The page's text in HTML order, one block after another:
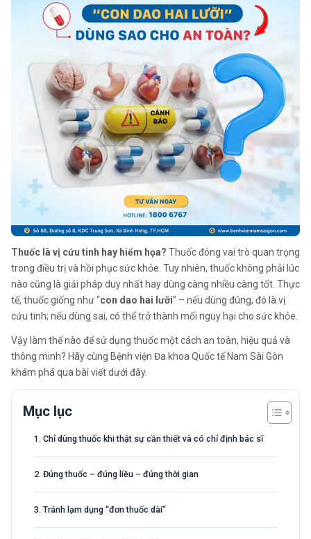
Thuốc là vị cứu tinh hay hiểm họa? Thuốc đóng vai trò quan trọng
trong điều trị và hồi phục sức khỏe. Tuy nhiên, thuốc không phải lúc
nào cũng là giải pháp duy nhất hay dùng càng nhiều càng tốt. Thực
tế, thuốc giống như “con dao hai lưỡi” – nếu dùng đúng, đó là vị
cứu tinh; nếu dùng sai, có thể trở thành mối nguy hại cho sức khỏe.
Vậy làm thế nào để sử dụng thuốc một cách an toàn, hiệu quả và
thông minh? Hãy cùng Bệnh viện Đa khoa Quốc tế Nam Sài Gòn
khám phá qua bài viết dưới đây.
Mục lục
1. Chỉ dùng thuốc khi thật sự cần thiết và có chỉ định bác sĩ
2. Đúng thuốc – đúng liều – đúng thời gian
3. Tránh lạm dụng “đơn thuốc dài”